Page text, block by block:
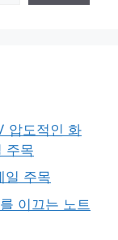
압도적인 화
주목
일 주목
이끄는 노트